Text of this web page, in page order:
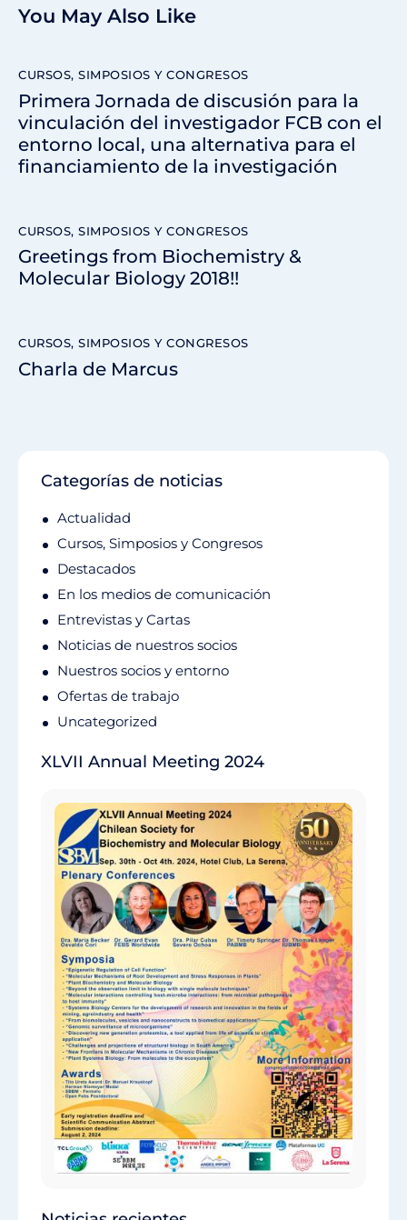
You May Also Like
CURSOS, SIMPOSIOS Y CONGRESOS
Primera Jornada de discusión para la
vinculación del investigador FCB con el
entorno local, una alternativa para el
financiamiento de la investigación
CURSOS, SIMPOSIOS Y CONGRESOS
Greetings from Biochemistry &
Molecular Biology 2018!!
CURSOS, SIMPOSIOS Y CONGRESOS
Charla de Marcus
Categorías de noticias
Actualidad
Cursos, Simposios y Congresos
Destacados
En los medios de comunicación
Entrevistas y Cartas
Noticias de nuestros socios
Nuestros socios y entorno
Ofertas de trabajo
Uncategorized
XLVII Annual Meeting 2024